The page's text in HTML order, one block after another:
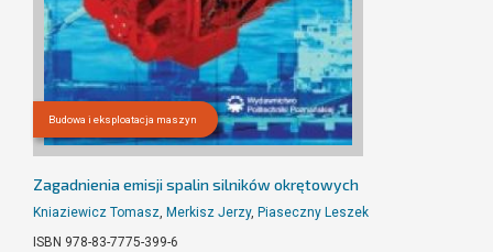
Budowa i eksploatacja maszyn
Zagadnienia emisji spalin silników okrętowych
Kniaziewicz Tomasz, Merkisz Jerzy, Piaseczny Leszek
ISBN 978-83-7775-399-6